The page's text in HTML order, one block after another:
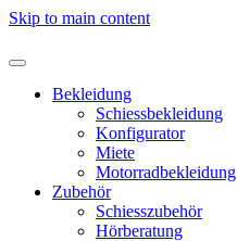
Skip to main content
Bekleidung
Schiessbekleidung
Konfigurator
Miete
Motorradbekleidung
Zubehör
Schiesszubehör
Hörberatung